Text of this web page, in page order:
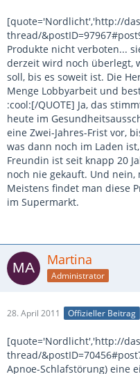
[quote='Nordlicht','http://
thread/
Produkte nicht verboten...
derzeit wird noch überlegt,
soll, bis es soweit ist. Die
Menge Lobbyarbeit und
:cool:[/QUOTE] Ja, das
heute im
eine Zwei-Jahres-Frist vor,
was dann noch im Laden
Freundin ist seit knapp 20
noch nie gekauft. Und
Meistens findet man diese
im Supermarkt.
Martina
Administrator
28. April 2011 Offizieller Beitrag
[quote='Nordlicht','http://
thread/
Apnoe-Schlafstörung) eine